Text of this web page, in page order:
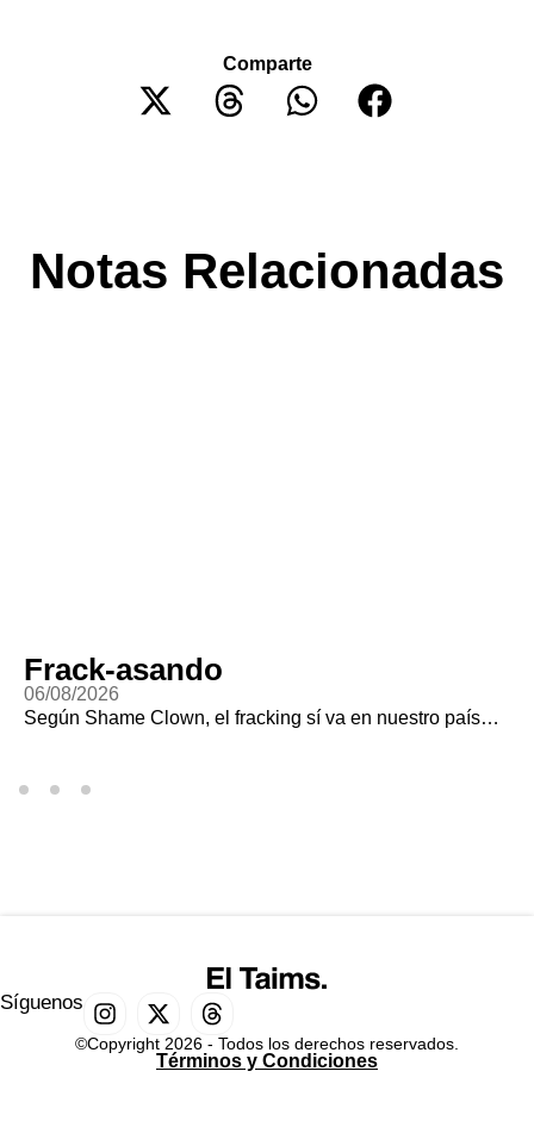
Comparte
Notas Relacionadas
Frack-asando
06/08/2026
Según Shame Clown, el fracking sí va en nuestro país…
Síguenos
©Copyright 2026 - Todos los derechos reservados.
Términos y Condiciones